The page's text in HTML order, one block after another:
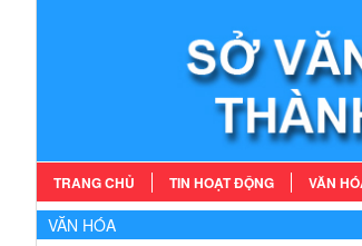
TRANG CHỦ TIN HOẠT ĐỘNG VĂN
VĂN HÓA